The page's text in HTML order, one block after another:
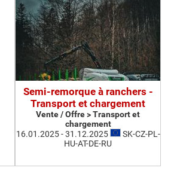
Semi-remorque à ranchers -
Transport et chargement
Vente / Offre > Transport et
chargement
16.01.2025 - 31.12.2025
SK-CZ-PL-
HU-AT-DE-RU